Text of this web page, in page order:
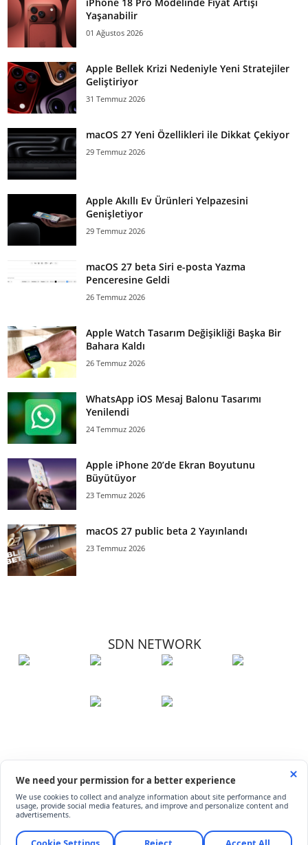
Yaşanabilir
01 Ağustos 2026
Apple Bellek Krizi Nedeniyle Yeni Stratejiler
Geliştiriyor
31 Temmuz 2026
macOS 27 Yeni Özellikleri ile Dikkat Çekiyor
29 Temmuz 2026
Apple Akıllı Ev Ürünleri Yelpazesini
Genişletiyor
29 Temmuz 2026
macOS 27 beta Siri e-posta Yazma
Penceresine Geldi
26 Temmuz 2026
Apple Watch Tasarım Değişikliği Başka Bir
Bahara Kaldı
26 Temmuz 2026
WhatsApp iOS Mesaj Balonu Tasarımı
Yenilendi
24 Temmuz 2026
Apple iPhone 20’de Ekran Boyutunu
Büyütüyor
23 Temmuz 2026
macOS 27 public beta 2 Yayınlandı
23 Temmuz 2026
SDN NETWORK